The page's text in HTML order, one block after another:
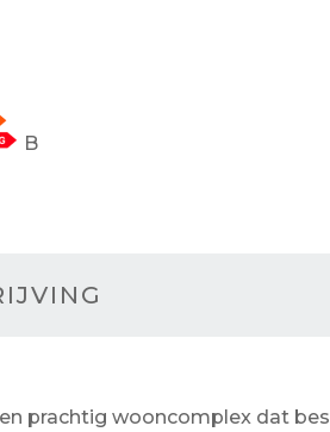
B
prachtig wooncomplex dat